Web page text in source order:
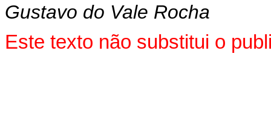
Gustavo do Vale Rocha
Este texto não substitui o